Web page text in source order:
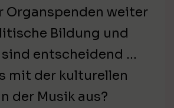
Organspenden weiter
Bildung und
entscheidend …
mit der kulturellen
der Musik aus?